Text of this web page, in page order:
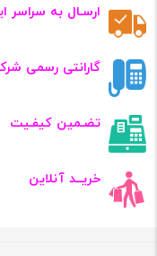
ارسـال به سراسر
گارانتی رسمی
تضـمین کیفـیت
خریــد آنلاین